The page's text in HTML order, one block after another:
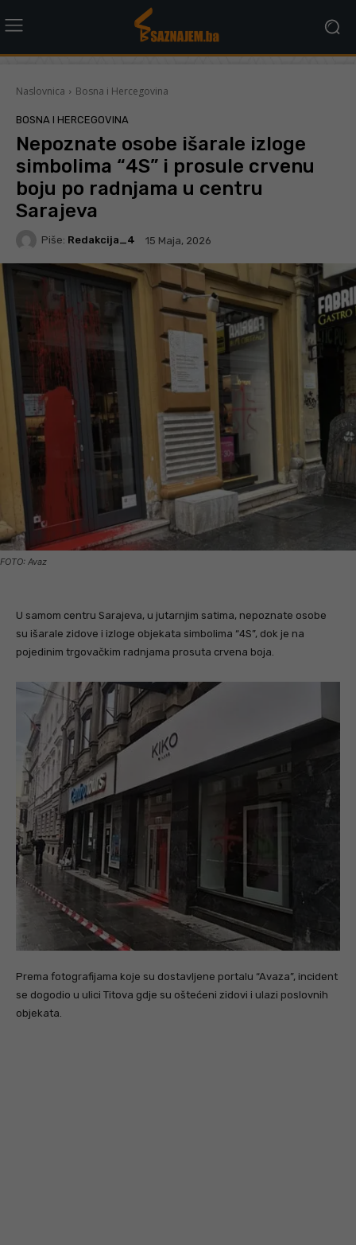
Naslovnica Bosna i Hercegovina
BOSNA I HERCEGOVINA
Nepoznate osobe išarale izloge
simbolima “4S” i prosule crvenu
boju po radnjama u centru
Sarajeva
Piše: Redakcija_4 15 Maja, 2026
FOTO: Avaz
U samom centru Sarajeva, u jutarnjim satima, nepoznate osobe
su išarale zidove i izloge objekata simbolima “4S”, dok je na
pojedinim trgovačkim radnjama prosuta crvena boja.
Prema fotografijama koje su dostavljene portalu “Avaza”, incident
se dogodio u ulici Titova gdje su oštećeni zidovi i ulazi poslovnih
objekata.